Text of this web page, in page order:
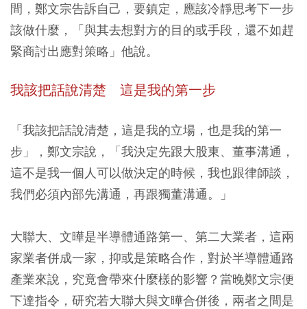
間，鄭文宗告訴自己，要鎮定，應該冷靜思考下一步
該做什麼，「與其去想對方的目的或手段，還不如趕
緊商討出應對策略」他說。
我該把話說清楚 這是我的第一步
「我該把話說清楚，這是我的立場，也是我的第一
步」，鄭文宗說，「我決定先跟大股東、董事溝通，
這不是我一個人可以做決定的時候，我也跟律師談，
我們必須內部先溝通，再跟獨董溝通。」
大聯大、文曄是半導體通路第一、第二大業者，這兩
家業者併成一家，抑或是策略合作，對於半導體通路
產業來說，究竟會帶來什麼樣的影響？當晚鄭文宗便
下達指令，研究若大聯大與文曄合併後，兩者之間是